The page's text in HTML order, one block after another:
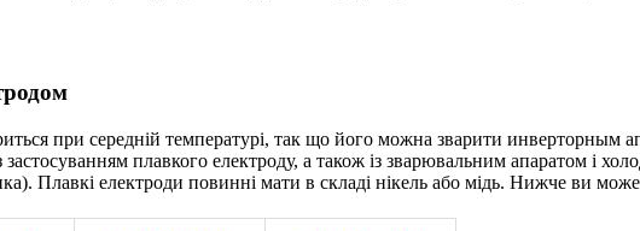
при середній температурі, так що його можна зварити инверторным
застосуванням плавкого електроду, а також із зварювальним апаратом і
Плавкі електроди повинні мати в складі нікель або мідь. Нижче ви